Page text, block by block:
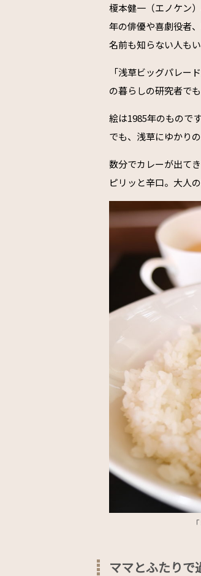
榎本健一（エノケン
年の俳優や喜劇役者
名前も知らない人もい
「浅草ビッグパレー
の暮らしの研究者で
絵は1985年のもので
でも、浅草にゆかり
数分でカレーが出て
ピリッと辛口。大人
ママとふたりで